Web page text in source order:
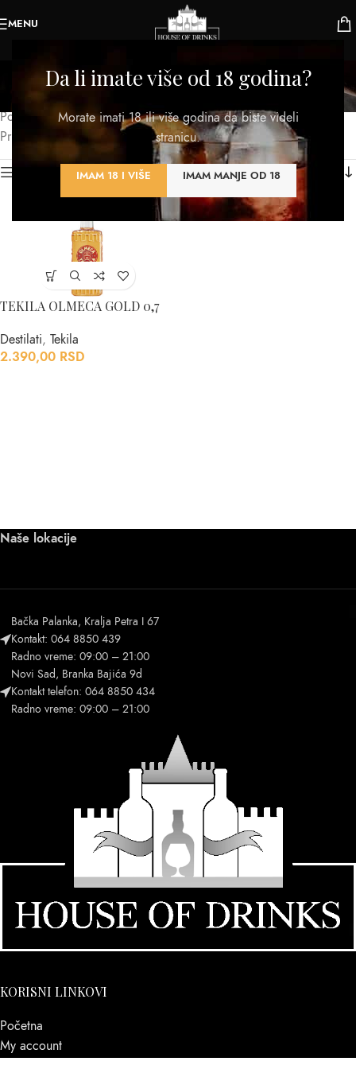
Da li imate više od 18 godina?
Morate imati 18 ili više godina da biste videli
stranicu.
IMAM 18 I VIŠE IMAM MANJE OD 18
MENU
Olmeca Distillery
Početna
Proizvod Proizvodjač/Olmeca Distillery
Prikazan jedan rezultat
Kategorije proizvoda
TEKILA OLMECA GOLD 0,7
Destilati, Tekila
2.390,00 RSD
Naše lokacije
Bačka Palanka, Kralja Petra I 67
Kontakt: 064 8850 439
Radno vreme: 09:00 – 21:00
Novi Sad, Branka Bajića 9d
Kontakt telefon: 064 8850 434
Radno vreme: 09:00 – 21:00
KORISNI LINKOVI
Početna
My account